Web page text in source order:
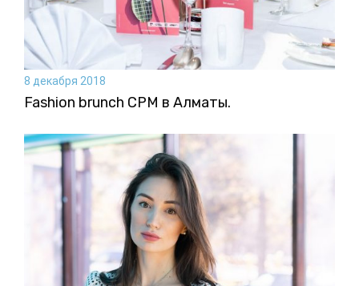
8 декабря 2018
Fashion brunch CPM в Алматы.